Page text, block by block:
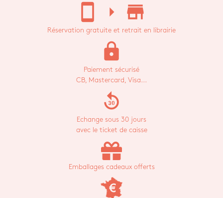
stay_current_portrait arrow_right store_mall_directory
Réservation gratuite et retrait en librairie
lock
Paiement sécurisé
CB, Mastercard, Visa...
replay_30
Echange sous 30 jours
avec le ticket de caisse
Emballages cadeaux offerts